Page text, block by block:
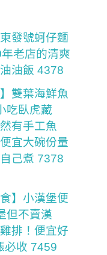
發號蚵仔麵
老店的清爽
油飯 4378
雙葉海鮮魚
吃臥虎藏
有手工魚
宜大碗份量
己煮 7378
】小漢堡便
但不賣漢
排！便宜好
必收 7459